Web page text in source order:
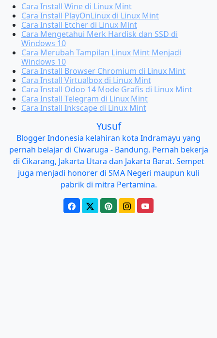
Cara Install Wine di Linux Mint
Cara Install PlayOnLinux di Linux Mint
Cara Install Etcher di Linux Mint
Cara Mengetahui Merk Hardisk dan SSD di
Windows 10
Cara Merubah Tampilan Linux Mint Menjadi
Windows 10
Cara Install Browser Chromium di Linux Mint
Cara Install Virtualbox di Linux Mint
Cara Install Odoo 14 Mode Grafis di Linux Mint
Cara Install Telegram di Linux Mint
Cara Install Inkscape di Linux Mint
Yusuf
Blogger Indonesia kelahiran kota Indramayu yang
pernah belajar di Ciwaruga - Bandung. Pernah bekerja
di Cikarang, Jakarta Utara dan Jakarta Barat. Sempet
juga menjadi honorer di SMA Negeri maupun kuli
pabrik di mitra Pertamina.